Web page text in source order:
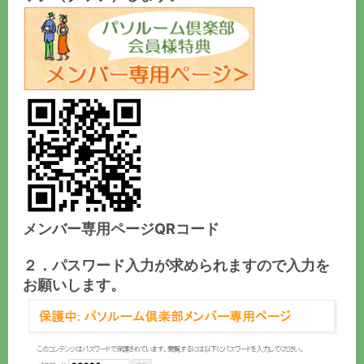
メンバー専用ページQRコード
２．パスワード入力が求められますので入力を
お願いします。